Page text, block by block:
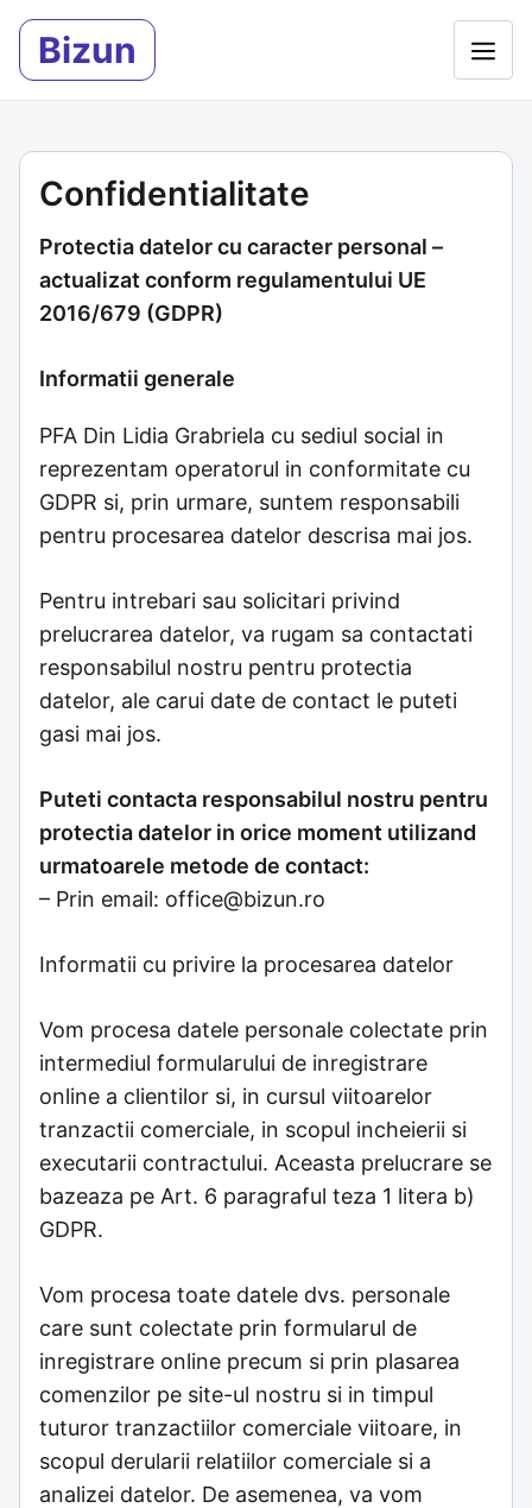
Sari
conținut
Bizun
Confidentialitate
Protectia datelor cu caracter personal –
actualizat conform regulamentului UE
2016/679 (GDPR)
Informatii generale
PFA Din Lidia Grabriela cu sediul social in
reprezentam operatorul in conformitate cu
GDPR si, prin urmare, suntem responsabili
pentru procesarea datelor descrisa mai jos.
Pentru intrebari sau solicitari privind
prelucrarea datelor, va rugam sa contactati
responsabilul nostru pentru protectia
datelor, ale carui date de contact le puteti
gasi mai jos.
Puteti contacta responsabilul nostru pentru
protectia datelor in orice moment utilizand
urmatoarele metode de contact:
– Prin email: office@bizun.ro
Informatii cu privire la procesarea datelor
Vom procesa datele personale colectate prin
intermediul formularului de inregistrare
online a clientilor si, in cursul viitoarelor
tranzactii comerciale, in scopul incheierii si
executarii contractului. Aceasta prelucrare se
bazeaza pe Art. 6 paragraful teza 1 litera b)
GDPR.
Vom procesa toate datele dvs. personale
care sunt colectate prin formularul de
inregistrare online precum si prin plasarea
comenzilor pe site-ul nostru si in timpul
tuturor tranzactiilor comerciale viitoare, in
scopul derularii relatiilor comerciale si a
analizei datelor. De asemenea, va vom